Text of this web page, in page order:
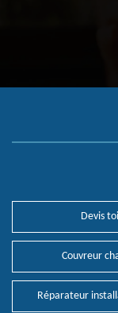
Devis
Couvreur
Réparateur